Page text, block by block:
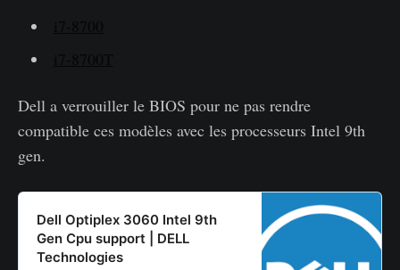
Dell a verrouiller le BIOS pour ne pas rendre
compatible ces modèles avec les processeurs Intel 9th
gen.
Dell Optiplex 3060 Intel 9th
Gen Cpu support | DELL
Technologies